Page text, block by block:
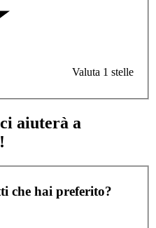
Valuta 1 stelle
aiuterà a
che hai preferito?